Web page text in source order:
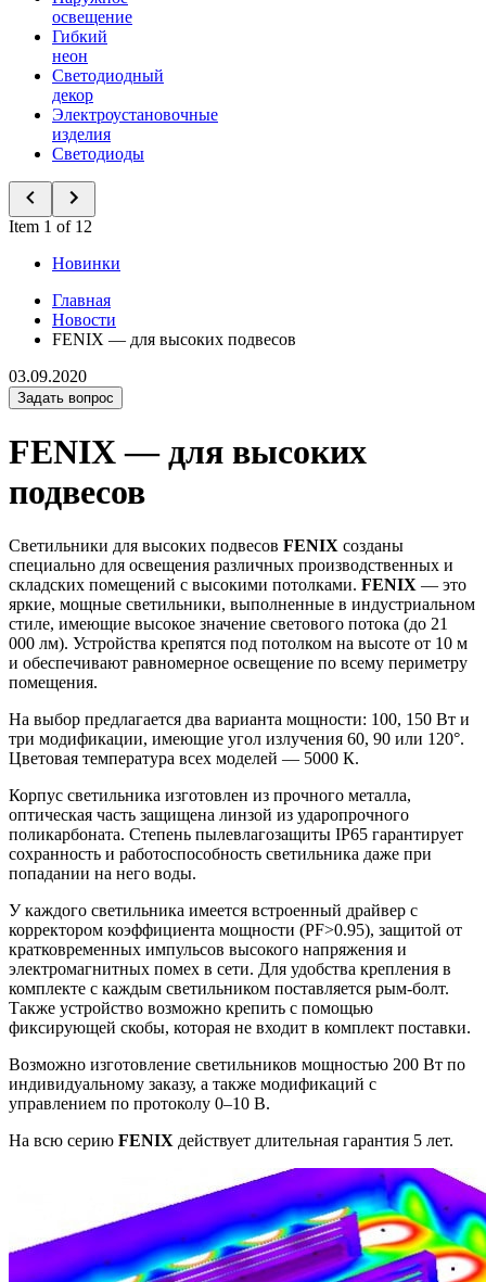
освещение
Гибкий
неон
Светодиодный
декор
Электроустановочные
изделия
Светодиоды
Item 1 of 12
Новинки
Главная
Новости
FENIX — для высоких подвесов
03.09.2020
Задать вопрос
FENIX — для высоких
подвесов
Светильники для высоких подвесов FENIX созданы
специально для освещения различных производственных и
складских помещений с высокими потолками. FENIX — это
яркие, мощные светильники, выполненные в индустриальном
стиле, имеющие высокое значение светового потока (до 21
000 лм). Устройства крепятся под потолком на высоте от 10 м
и обеспечивают равномерное освещение по всему периметру
помещения.
На выбор предлагается два варианта мощности: 100, 150 Вт и
три модификации, имеющие угол излучения 60, 90 или 120°.
Цветовая температура всех моделей — 5000 К.
Корпус светильника изготовлен из прочного металла,
оптическая часть защищена линзой из ударопрочного
поликарбоната. Степень пылевлагозащиты IP65 гарантирует
сохранность и работоспособность светильника даже при
попадании на него воды.
У каждого светильника имеется встроенный драйвер с
корректором коэффициента мощности (PF>0.95), защитой от
кратковременных импульсов высокого напряжения и
электромагнитных помех в сети. Для удобства крепления в
комплекте с каждым светильником поставляется рым-болт.
Также устройство возможно крепить с помощью
фиксирующей скобы, которая не входит в комплект поставки.
Возможно изготовление светильников мощностью 200 Вт по
индивидуальному заказу, а также модификаций с
управлением по протоколу 0–10 В.
На всю серию FENIX действует длительная гарантия 5 лет.